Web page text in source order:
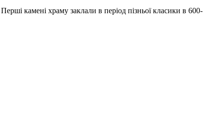
камені храму заклали в період пізньої класики в 600-